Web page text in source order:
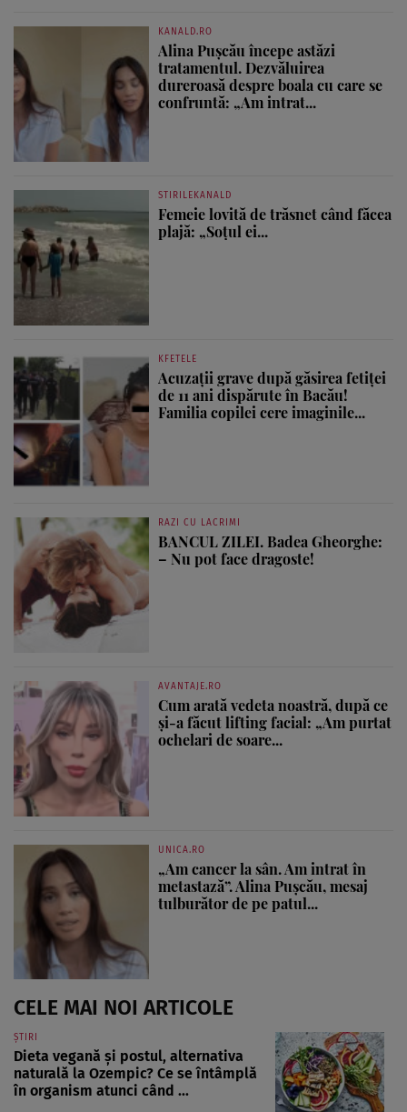
KANALD.RO
Alina Pușcău începe astăzi
tratamentul. Dezvăluirea
dureroasă despre boala cu care se
confruntă: „Am intrat...
STIRILEKANALD
Femeie lovită de trăsnet când făcea
plajă: „Soțul ei...
KFETELE
Acuzații grave după găsirea fetiței
de 11 ani dispărute în Bacău!
Familia copilei cere imaginile...
RAZI CU LACRIMI
BANCUL ZILEI. Badea Gheorghe:
– Nu pot face dragoste!
AVANTAJE.RO
Cum arată vedeta noastră, după ce
și-a făcut lifting facial: „Am purtat
ochelari de soare...
UNICA.RO
„Am cancer la sân. Am intrat în
metastază”. Alina Pușcău, mesaj
tulburător de pe patul...
CELE MAI NOI ARTICOLE
ȘTIRI
Dieta vegană și postul, alternativa
naturală la Ozempic? Ce se întâmplă
în organism atunci când ...